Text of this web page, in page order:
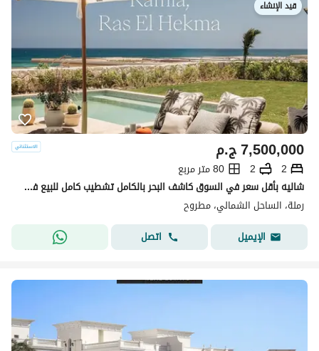
قيد الإنشاء
ج.م7,500,000
2
2
80 متر مربع
شاليه بأقل سعر في السوق كاشف البحر بالكامل تشطيب كامل للبيع في رمال الساحل الشمالي راس الحكمه Remal ras elhekma north coast بجوار فوكا باى ولافيستا
رملة، الساحل الشمالي، مطروح
الإيميل
اتصل